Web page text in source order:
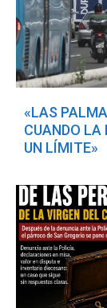
«LAS
CUANDO LA
UN LÍMITE»